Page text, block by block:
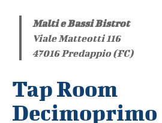
Malti e Bassi Bistrot
Viale Matteotti 116
47016 Predappio (FC)
Tap Room
Decimoprimo